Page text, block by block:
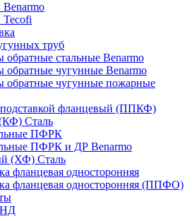
Benarmo
Tecofi
труб
обратные стальные Benarmo
обратные чугунные Benarmo
обратные чугунные пожарные
фланцевый (ППКФ)
Сталь
ПФРК
ПФРК и ДР Benarmo
(ХФ) Сталь
фланцевая односторонняя
фланцевая односторонняя (ППФО)